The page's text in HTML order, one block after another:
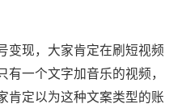
变现，大家肯定在刷短视频
一个文字加音乐的视频，
肯定以为这种文案类型的账